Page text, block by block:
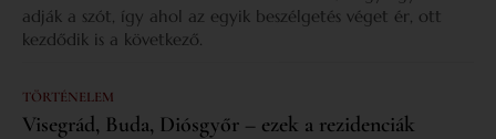
adják a szót, így ahol az egyik beszélgetés véget ér, ott
kezdődik is a következő.
TÖRTÉNELEM
Visegrád, Buda, Diósgyőr – ezek a rezidenciák